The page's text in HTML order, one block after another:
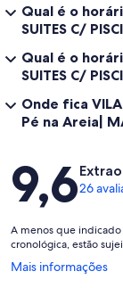
Qual é o
SUITES C/
Qual é o
SUITES C/
Onde fica VILA
Pé na Areia|
Avaliações
9,626
A menos que indicado
cronológica, estão
Mais informações
Abre